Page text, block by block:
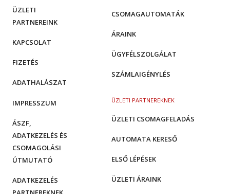
CSOMAGAUTOMATÁK
ÁRAINK
ÜGYFÉLSZOLGÁLAT
SZÁMLAIGÉNYLÉS
ÜZLETI PARTNEREKNEK
ÜZLETI CSOMAGFELADÁS
AUTOMATA KERESŐ
ELSŐ LÉPÉSEK
ÜZLETI ÁRAINK
ÜZLETI
PARTNEREINK
KAPCSOLAT
FIZETÉS
ADATHALÁSZAT
IMPRESSZUM
ÁSZF,
ADATKEZELÉS ÉS
CSOMAGOLÁSI
ÚTMUTATÓ
ADATKEZELÉS